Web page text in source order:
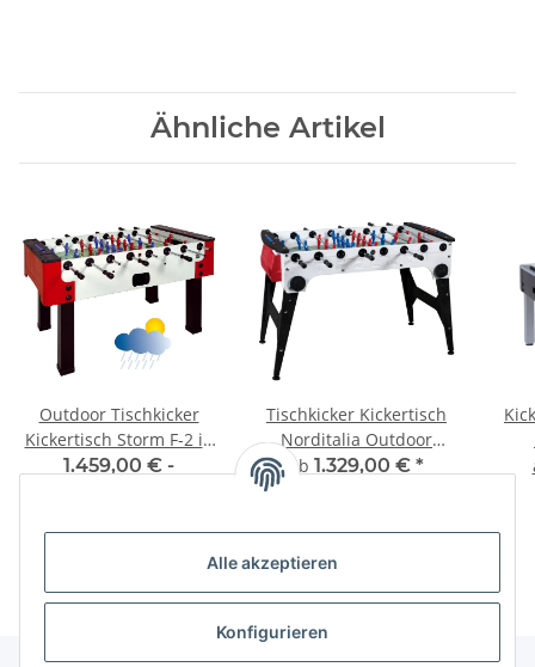
Alle akzeptieren
Konfigurieren
Ähnliche Artikel
Outdoor Tischkicker
Kickertisch Storm F-2 in
verschiedenen
1.459,00 € -
Tischkicker Kickertisch
Norditalia Outdoor
Storm Trolley Klappbar
ab 1.329,00 € *